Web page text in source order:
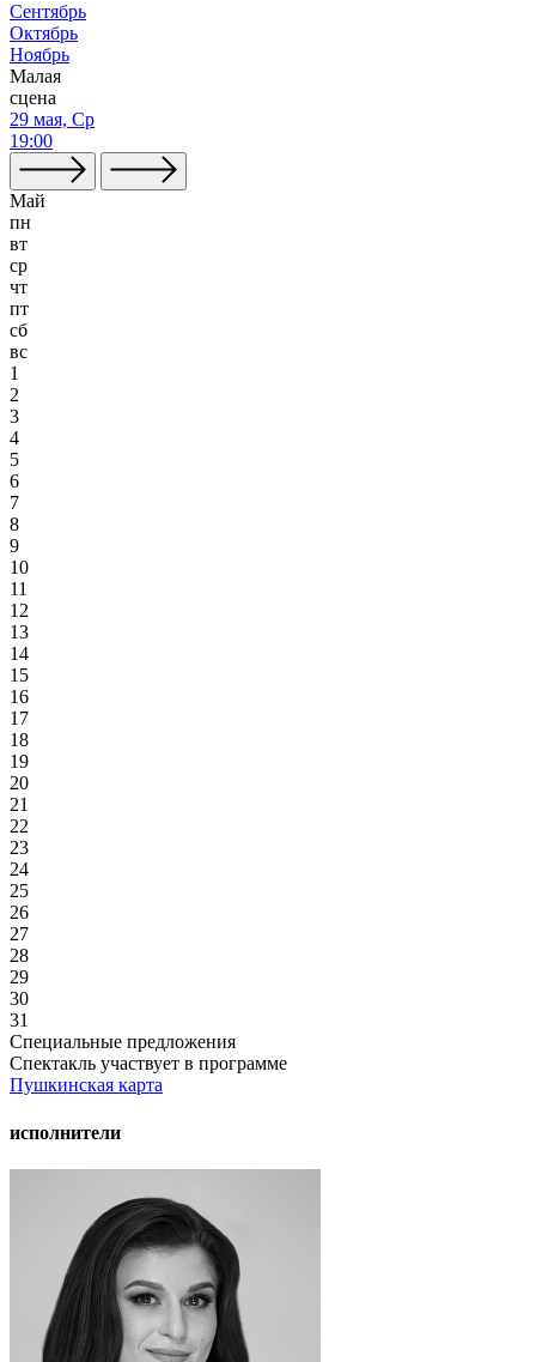
Сентябрь
Октябрь
Ноябрь
Малая
сцена
29 мая, Ср
19:00
Май
пн
вт
ср
чт
пт
сб
вс
1
2
3
4
5
6
7
8
9
10
11
12
13
14
15
16
17
18
19
20
21
22
23
24
25
26
27
28
29
30
31
Специальные предложения
Спектакль участвует в программе
Пушкинская карта
исполнители